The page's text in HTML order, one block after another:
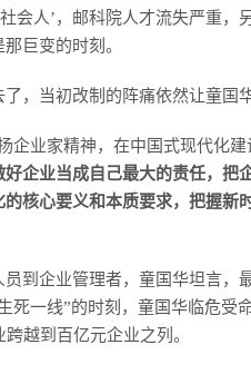
社会人’，邮科院人才流失严重
巨变的时刻。
了，当初改制的阵痛依然让童国
企业家精神，在中国式现代化
好企业当成自己最大的责任，把
的核心要义和本质要求，把握新
员到企业管理者，童国华坦言，
死一线”的时刻，童国华临危受
越到百亿元企业之列。